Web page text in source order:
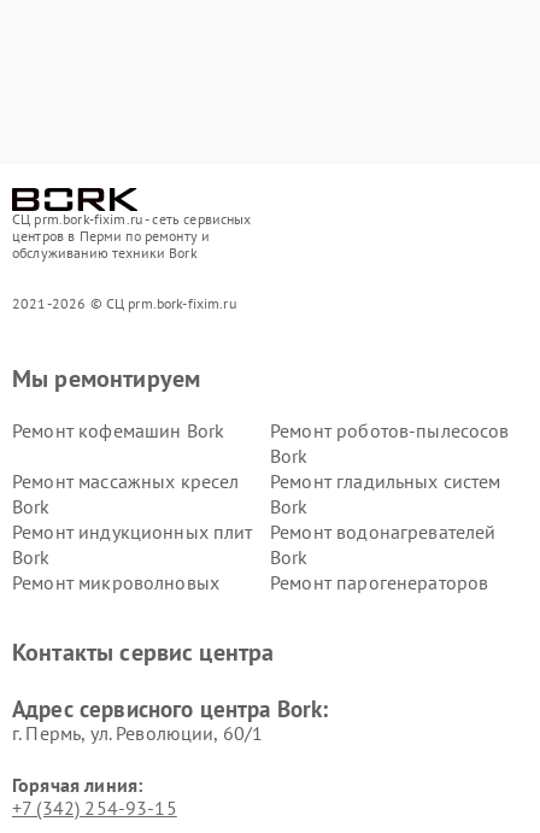
СЦ prm.bork-fixim.ru - сеть сервисных
центров в Перми по ремонту и
обслуживанию техники Bork
2021-2026 © СЦ prm.bork-fixim.ru
Мы ремонтируем
Ремонт кофемашин Bork
Ремонт роботов-пылесосов
Bork
Ремонт массажных кресел
Bork
Ремонт гладильных систем
Bork
Ремонт индукционных плит
Bork
Ремонт водонагревателей
Bork
Ремонт микроволновых
Ремонт парогенераторов
воздуха Bork
Bork
Bork
Контакты сервис центра
Адрес сервисного центра Bork:
г. Пермь, ул. ​Революции, 60/1
Горячая линия:
+7 (342) 254-93-15